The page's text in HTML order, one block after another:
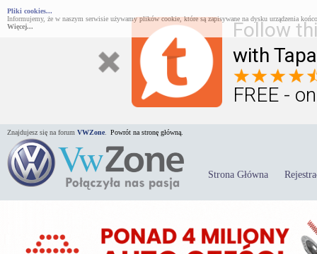
Follow
with
FREE -
Pliki cookies...
Informujemy, że w naszym serwisie używamy plików cookie, które są zapisywane na dysku urządzenia
Więcej...
Znajdujesz się na forum VWZone Powrót na stronę główną.
Strona Główna